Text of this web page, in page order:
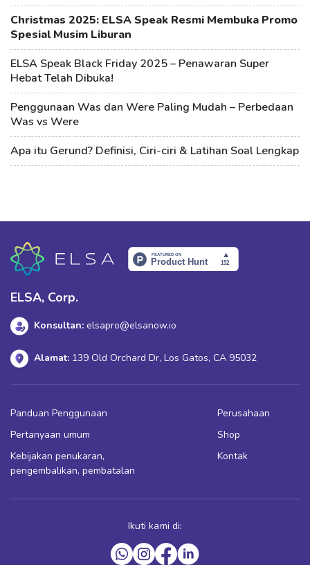
Christmas 2025: ELSA Speak Resmi Membuka Promo
Spesial Musim Liburan
ELSA Speak Black Friday 2025 – Penawaran Super
Hebat Telah Dibuka!
Penggunaan Was dan Were Paling Mudah – Perbedaan
Was vs Were
Apa itu Gerund? Definisi, Ciri-ciri & Latihan Soal Lengkap
ELSA, Corp.
Konsultan: elsapro@elsanow.io
Alamat: 139 Old Orchard Dr, Los Gatos, CA 95032
Panduan Penggunaan
Pertanyaan umum
Kebijakan penukaran,
pengembalikan, pembatalan
Perusahaan
Shop
Kontak
Ikuti kami di: